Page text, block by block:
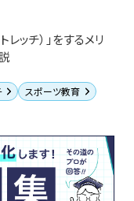
ッチ）」をするメリ
スポーツ教育